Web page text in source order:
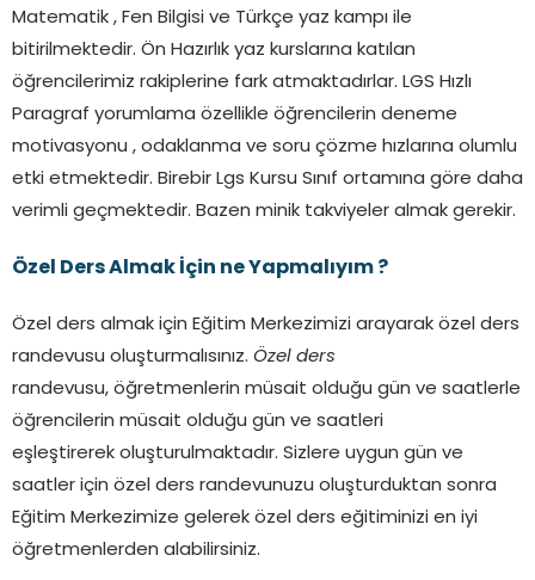
Matematik , Fen Bilgisi ve Türkçe yaz kampı ile
bitirilmektedir. Ön Hazırlık yaz kurslarına katılan
öğrencilerimiz rakiplerine fark atmaktadırlar. LGS Hızlı
Paragraf yorumlama özellikle öğrencilerin deneme
motivasyonu , odaklanma ve soru çözme hızlarına olumlu
etki etmektedir. Birebir Lgs Kursu Sınıf ortamına göre daha
verimli geçmektedir. Bazen minik takviyeler almak gerekir.
Özel Ders Almak İçin ne Yapmalıyım ?
Özel ders almak için Eğitim Merkezimizi arayarak özel ders
randevusu oluşturmalısınız. Özel ders
randevusu, öğretmenlerin müsait olduğu gün ve saatlerle
öğrencilerin müsait olduğu gün ve saatleri
eşleştirerek oluşturulmaktadır. Sizlere uygun gün ve
saatler için özel ders randevunuzu oluşturduktan sonra
Eğitim Merkezimize gelerek özel ders eğitiminizi en iyi
öğretmenlerden alabilirsiniz.